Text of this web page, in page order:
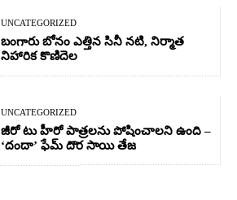
UNCATEGORIZED
బంగారు బోనం ఎత్తిన సినీ నటి, నిర్మాత
నిహారిక కొణిదెల
UNCATEGORIZED
జీరో టు హీరో పాత్రలను పోషించాలని ఉంది –
‘దందా’ ఫేమ్ దొర సాయి తేజ